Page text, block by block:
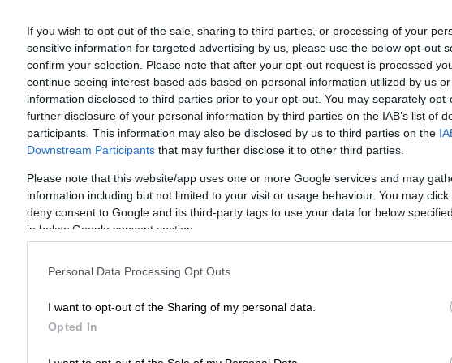
If you wish to opt-out of the sale, sharing to third parties, or processing of your
sensitive information for targeted advertising by us, please use the below opt-out
confirm your selection. Please note that after your opt-out request is processed
continue seeing interest-based ads based on personal information utilized by us
information disclosed to third parties prior to your opt-out. You may separately
further disclosure of your personal information by third parties on the IAB’s list of
participants. This information may also be disclosed by us to third parties on the
Downstream Participants that may further disclose it to other third parties.
Please note that this website/app uses one or more Google services and may
information including but not limited to your visit or usage behaviour. You may
deny consent to Google and its third-party tags to use your data for below
in below Google consent section.
Personal Data Processing Opt Outs
I want to opt-out of the Sharing of my personal data.
Opted In
εξωτερικών αφήνοντας ανοιχτό το
ενδεχόμενο άσκησης ποινικής δίωξης
εναντίον των υπευθύνων
Ελλάδα |16.03.2021 10:02
Συρεγγέλα: Προτεραιότητα η
καταπολέμηση των διακρίσεων
και στερεοτύπων
Σύμφωνα με την κ. Συρεγγέλα, είναι
απαραίτητη σε επίπεδο Ευρωπαϊκής
αντιμετώπιση των διακρίσεων